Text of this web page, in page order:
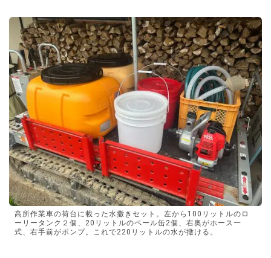
高所作業車の荷台に載った水撒きセット。左から100リットルのロ
ーリータンク２個、20リットルのペール缶2個、右奥がホース一
式、右手前がポンプ。これで220リットルの水が撒ける。